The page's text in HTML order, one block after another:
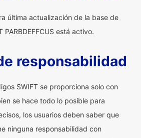
última actualización de la base de
está activo.
responsabilidad
SWIFT se proporciona solo con
se hace todo lo posible para
los usuarios deben saber que
ninguna responsabilidad con